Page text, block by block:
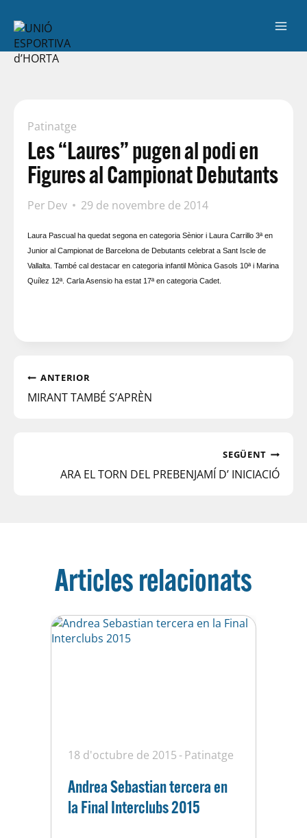
Patinatge
Les “Laures” pugen al podi en
Figures al Campionat Debutants
Per Dev 29 de novembre de 2014
Laura Pascual ha quedat segona en categoria Sènior i Laura Carrillo 3ª en
Junior al Campionat de Barcelona de Debutants celebrat a Sant Iscle de
Vallalta. També cal destacar en categoria infantil Mònica Gasols 10ª i Marina
Quílez 12ª. Carla Asensio ha estat 17ª en categoria Cadet.
ANTERIOR
MIRANT TAMBÉ S’APRÈN
SEGÜENT
ARA EL TORN DEL PREBENJAMÍ D’ INICIACIÓ
Articles relacionats
18 d'octubre de 2015 Patinatge
Andrea Sebastian tercera en
la Final Interclubs 2015